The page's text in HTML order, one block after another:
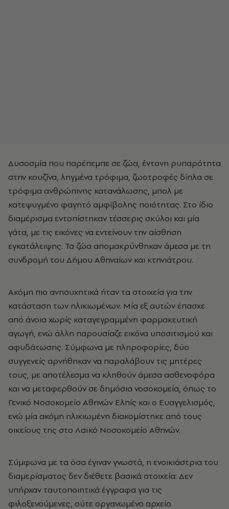
Δυσοσμία που παρέπεμπε σε ζώα, έντονη ρυπαρότητα
στην κουζίνα, ληγμένα τρόφιμα, ζωοτροφές δίπλα σε
τρόφιμα ανθρώπινης κατανάλωσης, μπολ με
κατεψυγμένο φαγητό αμφίβολης ποιότητας. Στο ίδιο
διαμέρισμα εντοπίστηκαν τέσσερις σκύλοι και μία
γάτα, με τις εικόνες να εντείνουν την αίσθηση
εγκατάλειψης. Τα ζώα απομακρύνθηκαν άμεσα με τη
συνδρομή του Δήμου Αθηναίων και κτηνιάτρου.
Ακόμη πιο ανησυχητικά ήταν τα στοιχεία για την
κατάσταση των ηλικιωμένων. Μία εξ αυτών έπασχε
από άνοια χωρίς καταγεγραμμένη φαρμακευτική
αγωγή, ενώ άλλη παρουσίαζε εικόνα υποσιτισμού και
αφυδάτωσης. Σύμφωνα με πληροφορίες, δύο
συγγενείς αρνήθηκαν να παραλάβουν τις μητέρες
τους, με αποτέλεσμα να κληθούν άμεσα ασθενοφόρα
και να μεταφερθούν σε δημόσια νοσοκομεία, όπως το
Γενικό Νοσοκομείο Αθηνών Ελπίς και ο Ευαγγελισμός,
ενώ μία ακόμη ηλικιωμένη διακομίστηκε από τους
οικείους της στο Λαϊκό Νοσοκομείο Αθηνών.
Σύμφωνα με τα όσα έγιναν γνωστά, η ενοικιάστρια του
διαμερίσματος δεν διέθετε βασικά στοιχεία: Δεν
υπήρχαν ταυτοποιητικά έγγραφα για τις
φιλοξενούμενες, ούτε οργανωμένο αρχείο